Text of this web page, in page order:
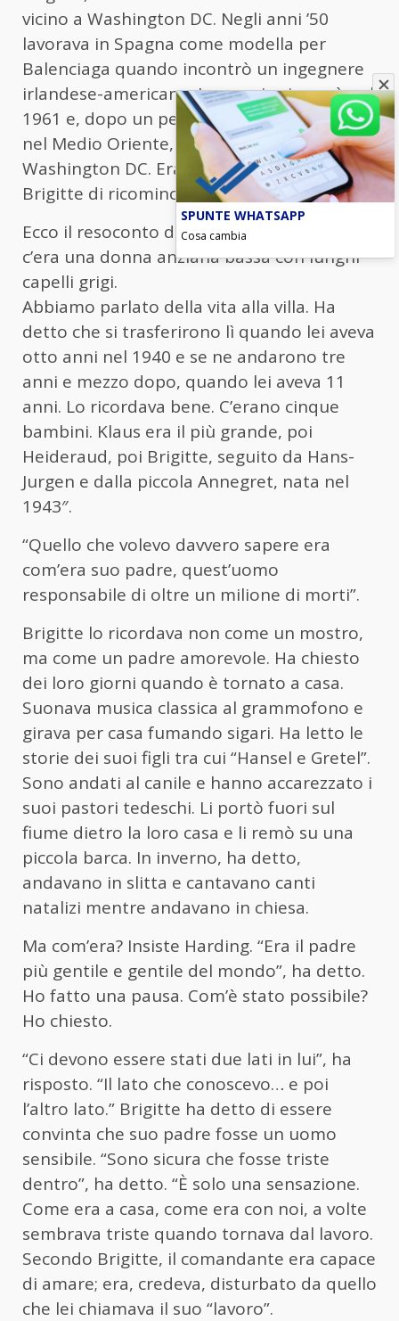
vicino a Washington DC. Negli anni ’50
lavorava in Spagna come modella per
Balenciaga quando incontrò un ingegnere
irlandese-americano. La coppia si sposò nel
1961 e, dopo un periodo vissuto in Asia e
nel Medio Oriente, si trasferirono a
Washington DC. Era un’opportunità per
Brigitte di ricominciare da capo.
Ecco il resoconto di Harding. “Davanti a me
c’era una donna anziana bassa con lunghi
capelli grigi.
Abbiamo parlato della vita alla villa. Ha
detto che si trasferirono lì quando lei aveva
otto anni nel 1940 e se ne andarono tre
anni e mezzo dopo, quando lei aveva 11
anni. Lo ricordava bene. C’erano cinque
bambini. Klaus era il più grande, poi
Heideraud, poi Brigitte, seguito da Hans-
Jurgen e dalla piccola Annegret, nata nel
1943″.
“Quello che volevo davvero sapere era
com’era suo padre, quest’uomo
responsabile di oltre un milione di morti”.
Brigitte lo ricordava non come un mostro,
ma come un padre amorevole. Ha chiesto
dei loro giorni quando è tornato a casa.
Suonava musica classica al grammofono e
girava per casa fumando sigari. Ha letto le
storie dei suoi figli tra cui “Hansel e Gretel”.
Sono andati al canile e hanno accarezzato i
suoi pastori tedeschi. Li portò fuori sul
fiume dietro la loro casa e li remò su una
piccola barca. In inverno, ha detto,
andavano in slitta e cantavano canti
natalizi mentre andavano in chiesa.
Ma com’era? Insiste Harding. “Era il padre
più gentile e gentile del mondo”, ha detto.
Ho fatto una pausa. Com’è stato possibile?
Ho chiesto.
“Ci devono essere stati due lati in lui”, ha
risposto. “Il lato che conoscevo… e poi
l’altro lato.” Brigitte ha detto di essere
convinta che suo padre fosse un uomo
sensibile. “Sono sicura che fosse triste
dentro”, ha detto. “È solo una sensazione.
Come era a casa, come era con noi, a volte
sembrava triste quando tornava dal lavoro.
Secondo Brigitte, il comandante era capace
di amare; era, credeva, disturbato da quello
che lei chiamava il suo “lavoro”.
SPUNTE WHATSAPP
Cosa cambia